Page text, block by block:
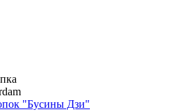
"Бусины Дзи"